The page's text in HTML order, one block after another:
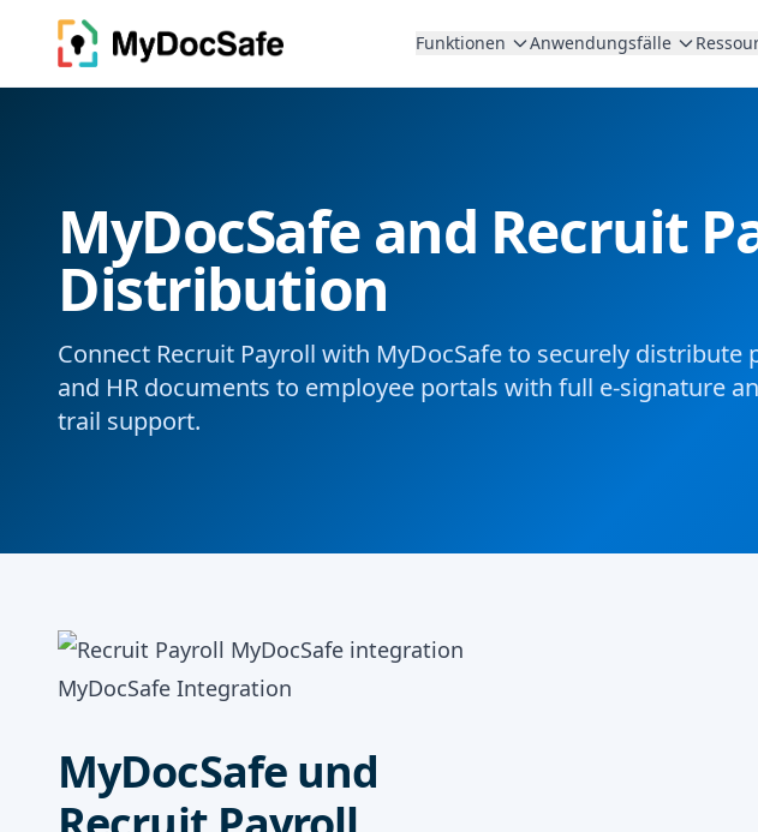
Funktionen Anwendungsfälle
MyDocSafe and Recruit
Distribution
Connect Recruit Payroll with MyDocSafe to securely distribute
and HR documents to employee portals with full e-signature
trail support.
MyDocSafe Integration
MyDocSafe und